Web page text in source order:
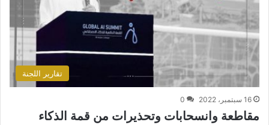
تقارير اللجنة
16 سبتمبر، 2022 0
مقاطعة وانسحابات وتحذيرات من قمة الذكاء